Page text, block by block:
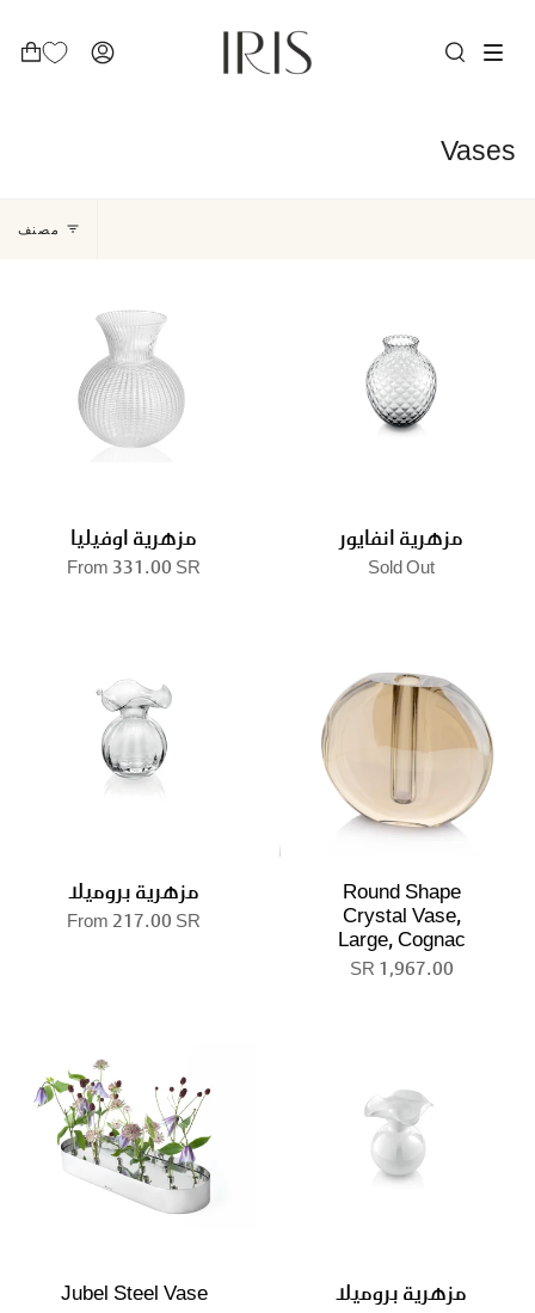
content
بحث ACCOUNT
Vases
مصنف
مزهرية انفايور
Sold Out
مزهرية اوفيليا
From 331.00 SR
Round Shape
Crystal Vase,
Large, Cognac
1,967.00 SR
مزهرية بروميلا
From 217.00 SR
مزهرية بروميلا Jubel Steel Vase